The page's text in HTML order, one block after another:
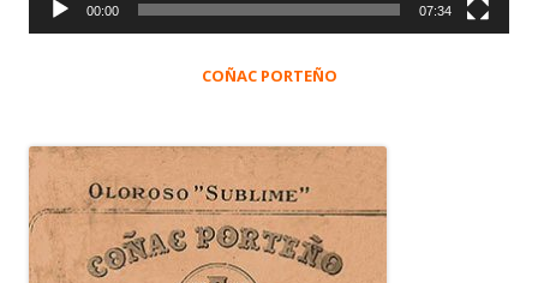
00:00 07:34
COÑAC PORTEÑO